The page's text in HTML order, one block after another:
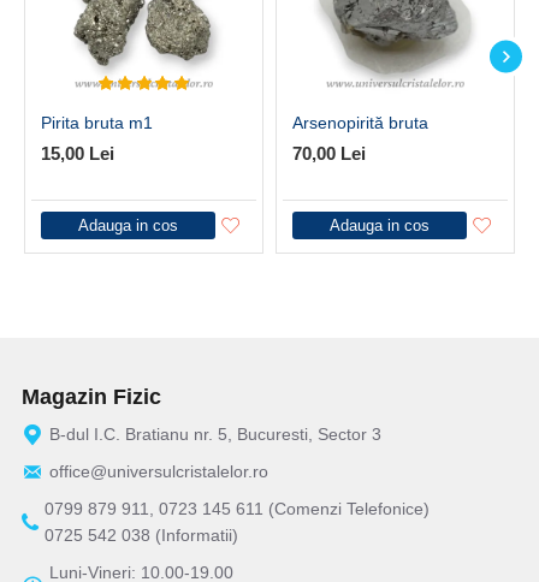
Pirita bruta m1
15,00 Lei
Adauga in cos
Arsenopirită bruta
70,00 Lei
Adauga in cos
Magazin Fizic
B-dul I.C. Bratianu nr. 5, Bucuresti, Sector 3
office@universulcristalelor.ro
0799 879 911, 0723 145 611 (Comenzi Telefonice)
0725 542 038 (Informatii)
Luni-Vineri: 10.00-19.00